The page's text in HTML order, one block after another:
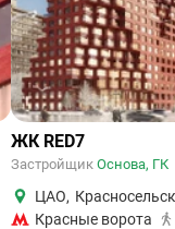
ЖК RED7
Застройщик Основа, ГК
ЦАО,
Красные ворота